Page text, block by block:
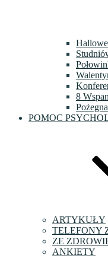
8
POMOC
ARTYKUŁY
TELEFONY
ZE
ANKIETY